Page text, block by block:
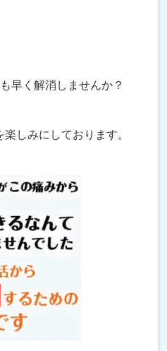
早く解消しませんか？
しみにしております。